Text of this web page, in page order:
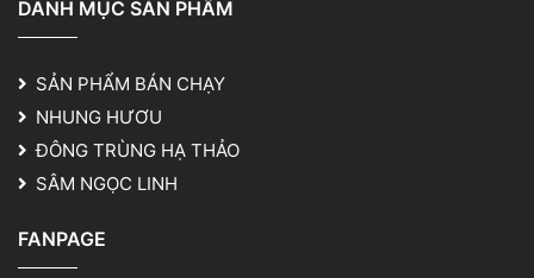
DANH MỤC SẢN PHẨM
SẢN PHẨM BÁN CHẠY
NHUNG HƯƠU
ĐÔNG TRÙNG HẠ THẢO
SÂM NGỌC LINH
FANPAGE